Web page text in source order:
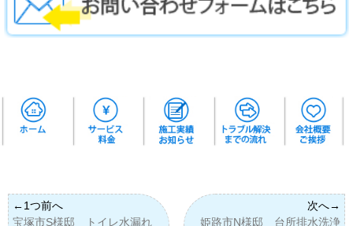
宝塚市S様邸 トイレ水漏れ
姫路市N様邸 台所排水洗浄